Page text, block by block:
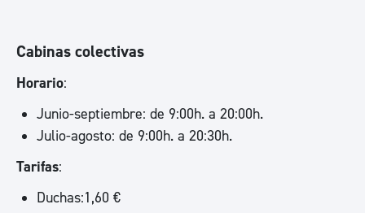
Cabinas colectivas
Horario:
Junio-septiembre: de 9:00h. a 20:00h.
Julio-agosto: de 9:00h. a 20:30h.
Tarifas:
Duchas:1,60 €